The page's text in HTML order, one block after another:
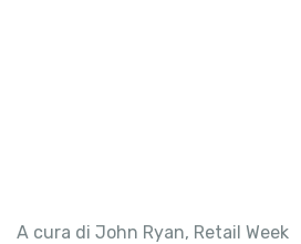
A cura di John Ryan, Retail Week